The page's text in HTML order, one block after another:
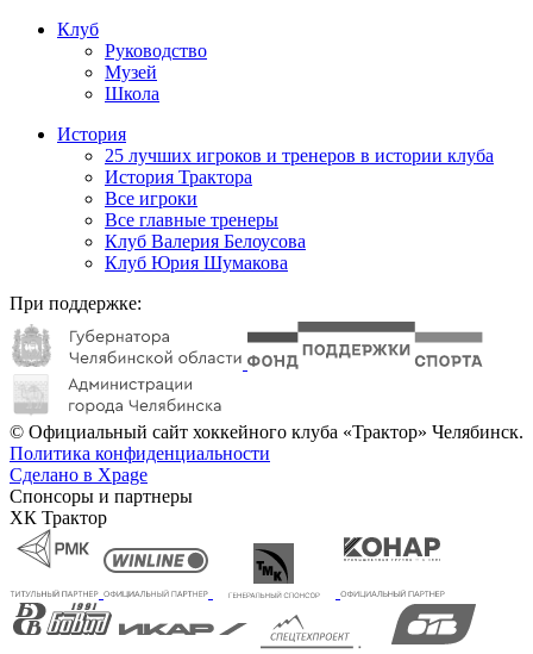
Клуб
Руководство
Музей
Школа
История
25 лучших игроков и тренеров в истории клуба
История Трактора
Все игроки
Все главные тренеры
Клуб Валерия Белоусова
Клуб Юрия Шумакова
При поддержке:
© Официальный сайт хоккейного клуба «Трактор» Челябинск.
Политика конфиденциальности
Сделано в Xpage
Спонсоры и партнеры
ХК Трактор